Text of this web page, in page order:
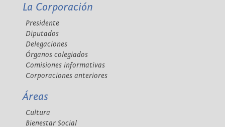
La Corporación
Presidente
Diputados
Delegaciones
Órganos colegiados
Comisiones informativas
Corporaciones anteriores
Áreas
Cultura
Bienestar Social